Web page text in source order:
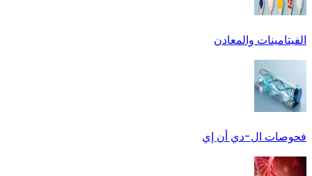
الفيتامينات والمعادن
فحوصات ال-دي أن إي